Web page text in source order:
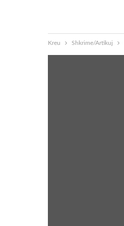
Kreu Shkrime/Artikuj